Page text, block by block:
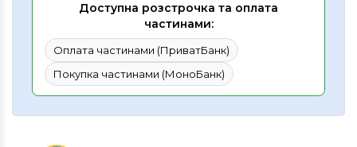
Доступна розстрочка та оплата
частинами:
Оплата частинами (ПриватБанк)
Покупка частинами (МоноБанк)